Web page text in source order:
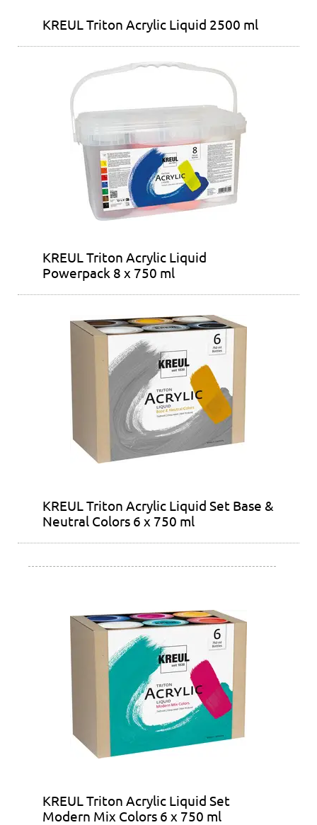
KREUL Triton Acrylic Liquid 2500 ml
KREUL Triton Acrylic Liquid
Powerpack 8 x 750 ml
KREUL Triton Acrylic Liquid Set Base &
Neutral Colors 6 x 750 ml
KREUL Triton Acrylic Liquid Set
Modern Mix Colors 6 x 750 ml